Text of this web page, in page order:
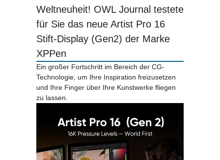
Weltneuheit! OWL Journal testete
für Sie das neue Artist Pro 16
Stift-Display (Gen2) der Marke
XPPen
Ein großer Fortschritt im Bereich der CG-
Technologie, um Ihre Inspiration freizusetzen
und Ihre Finger über Ihre Kunstwerke fliegen
zu lassen.